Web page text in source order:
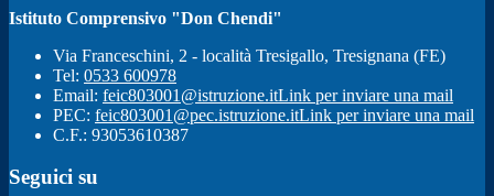
Istituto Comprensivo "Don Chendi"
Via Franceschini, 2 - località Tresigallo, Tresignana (FE)
Tel: 0533 600978
Email: feic803001@istruzione.itLink per inviare una mail
PEC: feic803001@pec.istruzione.itLink per inviare una mail
C.F.: 93053610387
Seguici su